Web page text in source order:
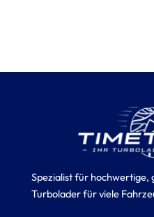
Spezialist für
Turbolader für viele